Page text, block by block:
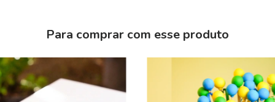
Para comprar com esse produto